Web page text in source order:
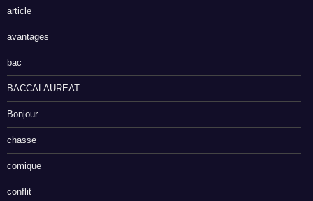
article
avantages
bac
BACCALAUREAT
Bonjour
chasse
comique
conflit